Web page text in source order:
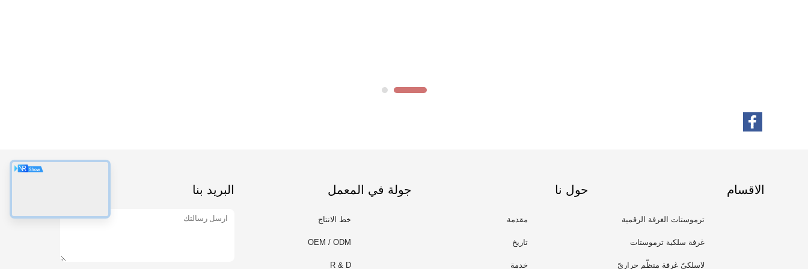
الاقسام
ترموستات الغرفة الرقمية
غرفة سلكية ترموستات
لاسلكيّ غرفة منظّم حراريّ
حول نا
مقدمة
تاريخ
خدمة
جولة في المعمل
خط الانتاج
OEM / ODM
R & D
البريد بنا